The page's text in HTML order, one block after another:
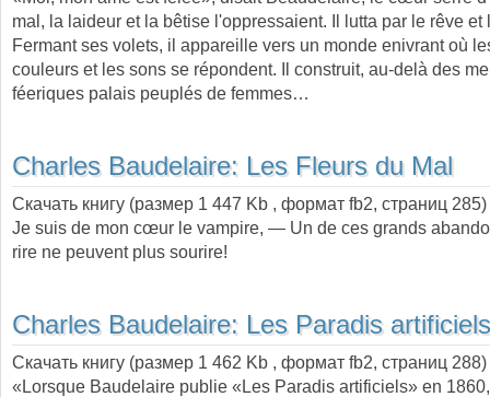
mal, la laideur et la bêtise l'oppressaient. Il lutta par le rêve et
Fermant ses volets, il appareille vers un monde enivrant où
couleurs et les sons se répondent. Il construit, au-delà des
féeriques palais peuplés de femmes…
Charles Baudelaire: Les Fleurs du Mal
Скачать книгу (размер 1 447 Kb , формат fb2, страниц 285
Je suis de mon cœur le vampire, — Un de ces grands
rire ne peuvent plus sourire!
Charles Baudelaire: Les Paradis artificiels
Скачать книгу (размер 1 462 Kb , формат fb2, страниц 288
«Lorsque Baudelaire publie «Les Paradis artificiels» en